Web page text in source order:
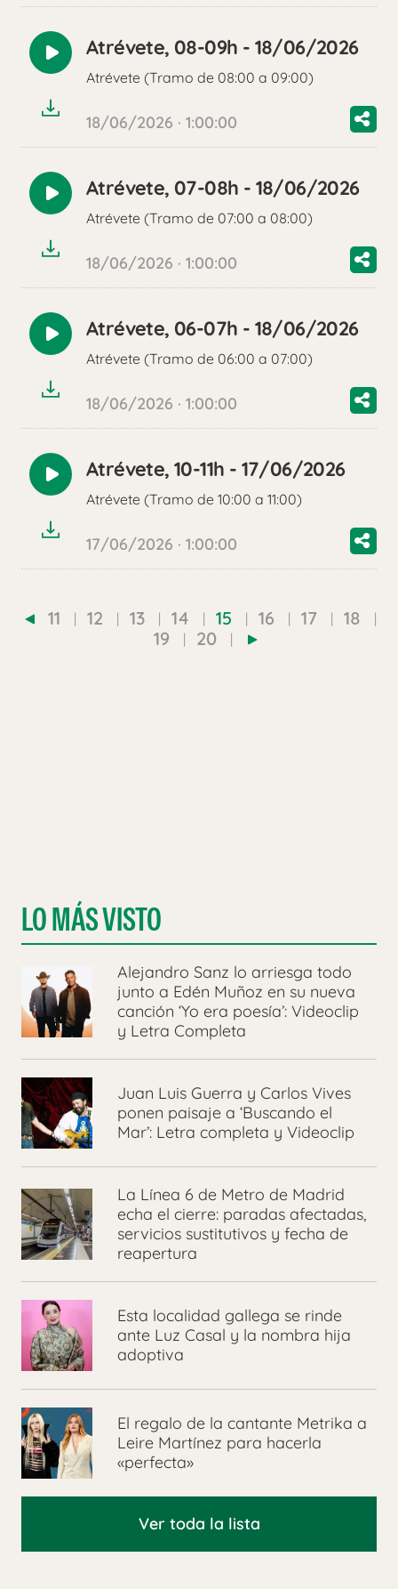
Reproducir
audio
Atrévete, 08-09h - 18/06/2026
Atrévete (Tramo de 08:00 a 09:00)
18/06/2026 · 1:00:00
Reproducir
audio
Atrévete, 07-08h - 18/06/2026
Atrévete (Tramo de 07:00 a 08:00)
18/06/2026 · 1:00:00
Reproducir
audio
Atrévete, 06-07h - 18/06/2026
Atrévete (Tramo de 06:00 a 07:00)
18/06/2026 · 1:00:00
Reproducir
audio
Atrévete, 10-11h - 17/06/2026
Atrévete (Tramo de 10:00 a 11:00)
17/06/2026 · 1:00:00
11 12 13 14 15 16 17
18
19
20
LO MÁS VISTO
Alejandro Sanz lo arriesga todo
junto a Edén Muñoz en su nueva
canción ‘Yo era poesía’: Videoclip
y Letra Completa
Juan Luis Guerra y Carlos Vives
ponen paisaje a ‘Buscando el
Mar’: Letra completa y Videoclip
La Línea 6 de Metro de Madrid
echa el cierre: paradas afectadas,
servicios sustitutivos y fecha de
reapertura
Esta localidad gallega se rinde
ante Luz Casal y la nombra hija
adoptiva
El regalo de la cantante Metrika a
Leire Martínez para hacerla
«perfecta»
Ver toda la lista